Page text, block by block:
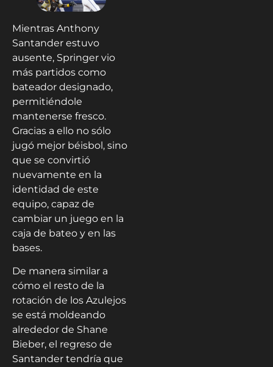
Mientras Anthony
Santander estuvo
ausente, Springer vio
más partidos como
bateador designado,
permitiéndole
mantenerse fresco.
Gracias a ello no sólo
jugó mejor béisbol, sino
que se convirtió
nuevamente en la
identidad de este
equipo, capaz de
cambiar un juego en la
caja de bateo y en las
bases.
De manera similar a
cómo el resto de la
rotación de los Azulejos
se está moldeando
alrededor de Shane
Bieber, el regreso de
Santander tendría que